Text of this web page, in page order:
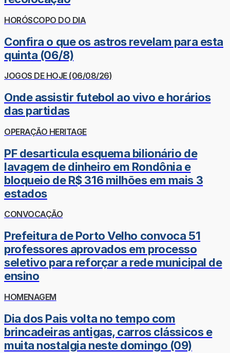
HORÓSCOPO DO DIA
Confira o que os astros revelam para esta
quinta (06/8)
JOGOS DE HOJE (06/08/26)
Onde assistir futebol ao vivo e horários
das partidas
OPERAÇÃO HERITAGE
PF desarticula esquema bilionário de
lavagem de dinheiro em Rondônia e
bloqueio de R$ 316 milhões em mais 3
estados
CONVOCAÇÃO
Prefeitura de Porto Velho convoca 51
professores aprovados em processo
seletivo para reforçar a rede municipal de
ensino
HOMENAGEM
Dia dos Pais volta no tempo com
brincadeiras antigas, carros clássicos e
muita nostalgia neste domingo (09)